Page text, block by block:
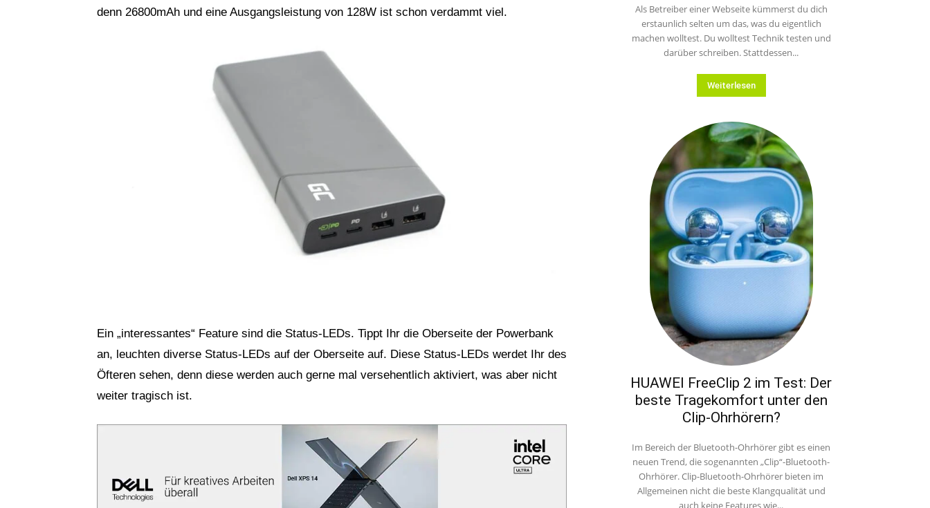
denn 26800mAh und eine Ausgangsleistung von 128W ist schon verdammt viel.
Ein „interessantes“ Feature sind die Status-LEDs. Tippt Ihr die Oberseite der Powerbank
an, leuchten diverse Status-LEDs auf der Oberseite auf. Diese Status-LEDs werdet Ihr des
Öfteren sehen, denn diese werden auch gerne mal versehentlich aktiviert, was aber nicht
weiter tragisch ist.
Als Betreiber einer Webseite kümmerst du dich
erstaunlich selten um das, was du eigentlich
machen wolltest. Du wolltest Technik testen und
darüber schreiben. Stattdessen...
Weiterlesen
HUAWEI FreeClip 2 im Test: Der
beste Tragekomfort unter den
Clip-Ohrhörern?
Im Bereich der Bluetooth-Ohrhörer gibt es einen
neuen Trend, die sogenannten „Clip“-Bluetooth-
Ohrhörer. Clip-Bluetooth-Ohrhörer bieten im
Allgemeinen nicht die beste Klangqualität und
auch keine Features wie...